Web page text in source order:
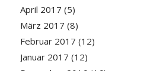
April 2017 (5)
März 2017 (8)
Februar 2017 (12)
Januar 2017 (12)